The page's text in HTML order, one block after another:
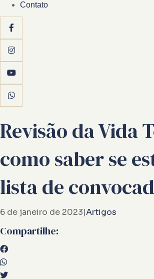
Contato
Revisão da Vida
como saber se
lista de
6 de janeiro de 2023|Artigos
Compartilhe: